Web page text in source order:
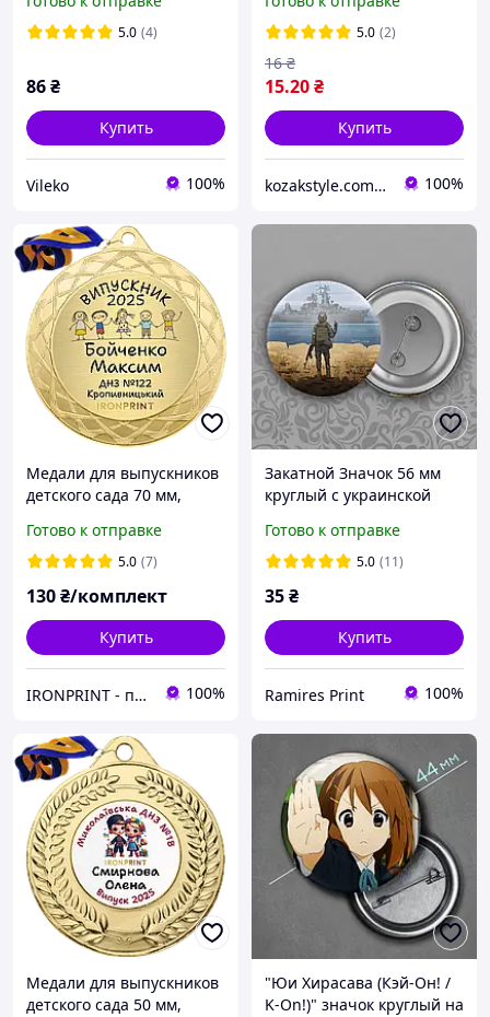
синий, Диметр 11 см,
высота 16 см, 2 ряд
5.0 (4)
86₴
Купить
Vileko 100%
5.0 (2)
15.20₴
16 ₴
Купить
kozakstyle.com. Украинская народная одежда. Патриотическая одежда. Украинские аксессуары и сувениры 100%
Медали для выпускников
детского сада 70 мм,
медальки на выпускной в
детском саду
Готово к отправке
5.0 (7)
130₴/комплект
Купить
IRONPRINT - печать на металле и наградная атрибутика 100%
Закатной Значок 56 мм
круглый с украинской
Готово к отправке
5.0 (11)
35₴
Купить
Ramires Print 100%
Медали для выпускников
детского сада 50 мм,
"Юи Хирасава (Кэй-Он! /
K-On!)" значок круглый на